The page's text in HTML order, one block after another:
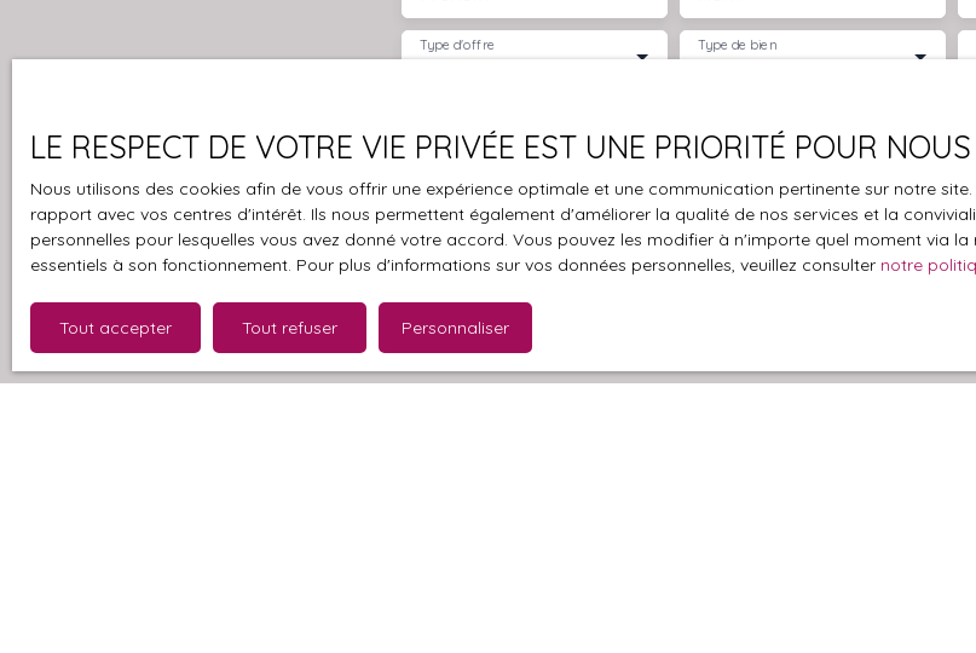
Vente
Type d'offre
Immeuble
Type de bien
J'accepte le traitement de mes données personnelles
souhaitez pas faire l'objet de prospection commerciale par
pouvez vous inscrire gratuitement sur la liste d'opposition
prévu par l'article L223-1 du code de la consommation, sur le
Société Worldline, Service Bloctel, CS 61311, 41013 BLOIS CEDEX.
LE RESPECT DE VOTRE VIE PRIVÉE EST UNE PRIORITÉ POUR NOUS
Nous utilisons des cookies afin de vous offrir une expérience optimale et une communication pertinente sur notre
rapport avec vos centres d'intérêt. Ils nous permettent également d'améliorer la qualité de nos services et la
personnelles pour lesquelles vous avez donné votre accord. Vous pouvez les modifier à n'importe quel moment via
essentiels à son fonctionnement. Pour plus d'informations sur vos données personnelles, veuillez consulter notre
Tout accepter Tout refuser Personnaliser